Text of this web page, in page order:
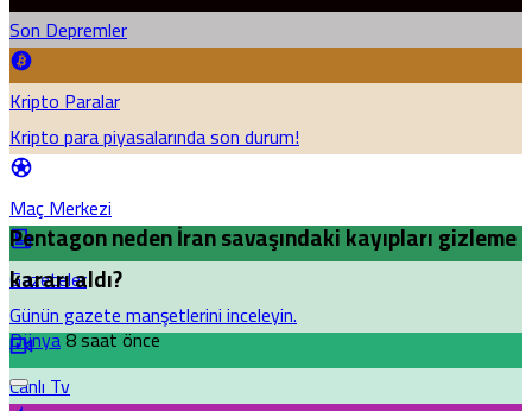
Son Depremler
Kripto Paralar
Kripto para piyasalarında son durum!
Maç Merkezi
Gazeteler
Günün gazete manşetlerini inceleyin.
Canlı Tv
Pentagon neden İran savaşındaki kayıpları gizleme
kararı aldı?
Dünya8 saat önce